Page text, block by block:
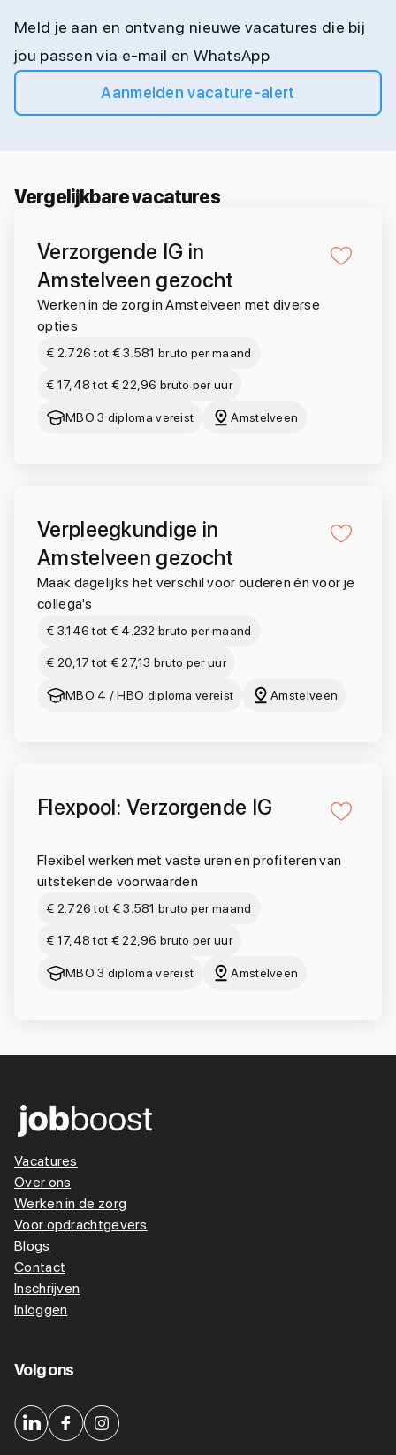
Meld je aan en ontvang nieuwe vacatures die bij
jou passen via e-mail en WhatsApp
Aanmelden vacature-alert
Vergelijkbare vacatures
Verzorgende IG in
Amstelveen gezocht
Werken in de zorg in Amstelveen met diverse
opties
€ 2.726 tot € 3.581 bruto per maand
€ 17,48 tot € 22,96 bruto per uur
MBO 3 diploma vereist Amstelveen
Verpleegkundige in
Amstelveen gezocht
Maak dagelijks het verschil voor ouderen én voor je
collega's
€ 3.146 tot € 4.232 bruto per maand
€ 20,17 tot € 27,13 bruto per uur
MBO 4 / HBO diploma vereist Amstelveen
Flexpool: Verzorgende IG
Flexibel werken met vaste uren en profiteren van
uitstekende voorwaarden
€ 2.726 tot € 3.581 bruto per maand
€ 17,48 tot € 22,96 bruto per uur
MBO 3 diploma vereist Amstelveen
Vacatures
Over ons
Werken in de zorg
Voor opdrachtgevers
Blogs
Contact
Inschrijven
Inloggen
Volg ons